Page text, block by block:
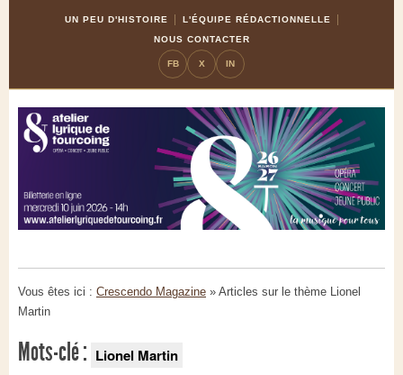
UN PEU D'HISTOIRE
L'ÉQUIPE RÉDACTIONNELLE
NOUS CONTACTER
FB X IN
Vous êtes ici : Crescendo Magazine » Articles sur le thème Lionel
Martin
Mots-clé : Lionel Martin